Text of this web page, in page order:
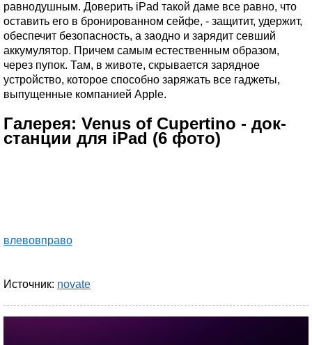
равнодушным. Доверить iPad такой даме все равно, что
оставить его в бронированном сейфе, - защитит, удержит,
обеспечит безопасность, а заодно и зарядит севший
аккумулятор. Причем самым естественным образом,
через пупок. Там, в животе, скрывается зарядное
устройство, которое способно заряжать все гаджеты,
выпущенные компанией Apple.
Галерея: Venus of Cupertino - док-
станции для iPad (6 фото)
влевовправо
Источник: novate